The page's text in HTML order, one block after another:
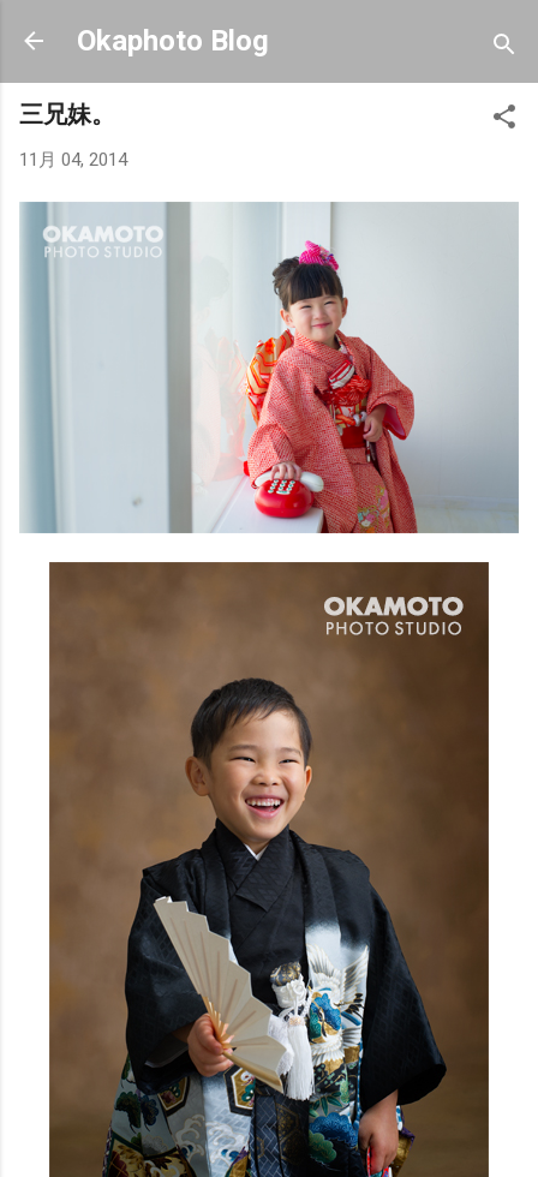
スキップしてメイン コンテンツに移動
Okaphoto Blog
三兄妹。
11月 04, 2014